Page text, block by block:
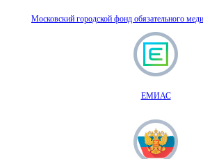
Московский городской фонд обязательного
ЕМИАС